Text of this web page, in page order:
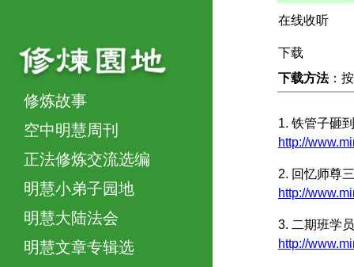
修炼故事
空中明慧周刊
正法修炼交流选编
明慧小弟子园地
明慧大陆法会
明慧文章专辑选
在线收听
下载
下载方法：
1. 铁管子砸
http://
2. 回忆师尊
http://
3. 二期班学
http://